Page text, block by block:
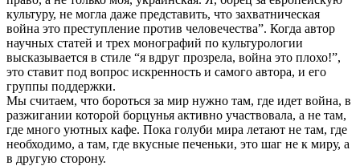
культуру, не могла даже представить, что захватническая
война это преступление против человечества”. Когда автор
научных статей и трех монографий по культурологии
высказывается в стиле “я вдруг прозрела, война это плохо!”,
это ставит под вопрос искренность и самого автора, и его
группы поддержки.
Мы считаем, что бороться за мир нужно там, где идет война, в
разжигании которой борцунья активно участвовала, а не там,
где много уютных кафе. Пока голуби мира летают не там, где
необходимо, а там, где вкусные печеньки, это шаг не к миру, а
в другую сторону.